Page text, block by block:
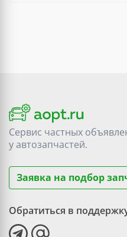
Сервис частных
уавтозапчастей.
Заявка на подбор
Обратиться в